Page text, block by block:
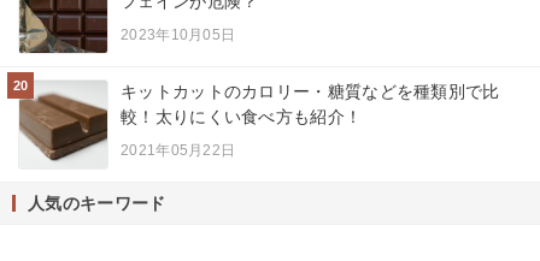
2023年10月05日
20
キットカットのカロリー・糖質などを種類別で比
較！太りにくい食べ方も紹介！
2021年05月22日
人気のキーワード